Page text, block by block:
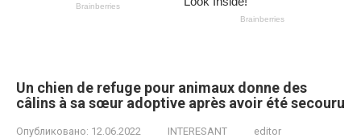
Un chien de refuge pour animaux donne des
câlins à sa sœur adoptive après avoir été secouru
Опубликовано: 12.06.2022 INTERESANT editor